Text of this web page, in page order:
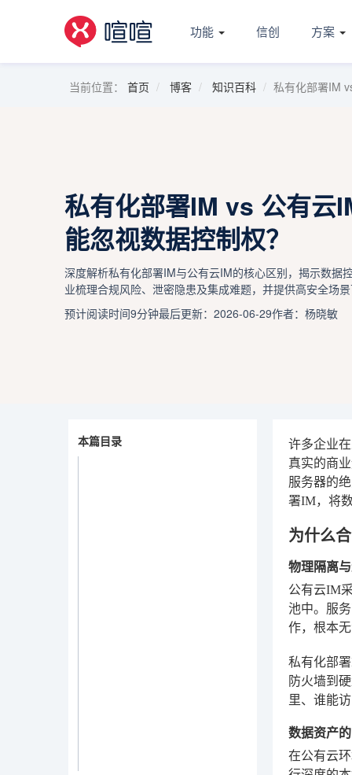
功能 信创 方案
当前位置： 首页 博客 知识百科 私有化部署IM
私有化部署IM vs 公有云
能忽视数据控制权？
深度解析私有化部署IM与公有云IM的核心区别，揭示数据
业梳理合规风险、泄密隐患及集成难题，并提供高安全场
预计阅读时间9分钟最后更新：2026-06-29作者：杨晓敏
本篇目录
许多企业
真实的商
服务器的
署IM，将
为什么
物理隔离
公有云IM
池中。服
作，根本
私有化部
防火墙到
里、谁能
数据资产
在公有云